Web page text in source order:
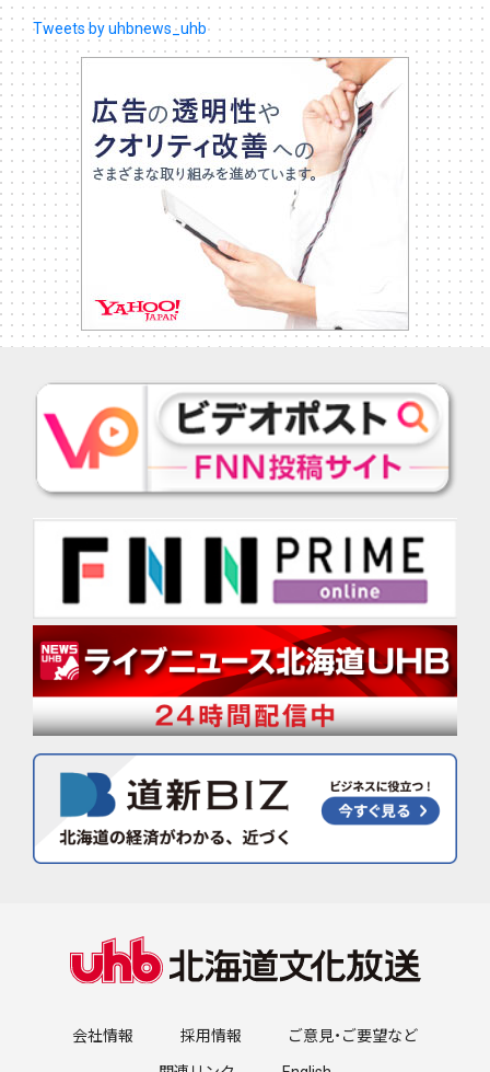
Tweets by uhbnews_uhb
会社情報 採用情報 ご意見・ご要望など